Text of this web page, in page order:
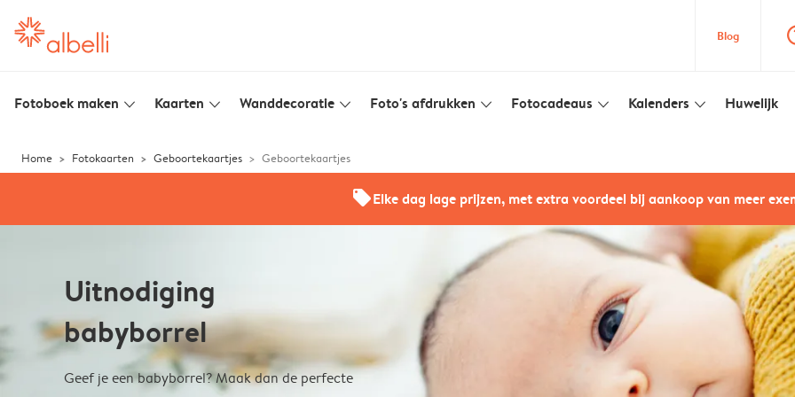
Blog
Fotoboek maken slim_arrow_down Kaarten slim_arrow_down Wanddecoratie slim_arrow_down Foto's afdrukken slim_arrow_down Fotocadeaus slim_arrow_down Kalenders slim_arrow_down Huwelijk
Home Fotokaarten Geboortekaartjes Geboortekaartjes
offersElke dag lage prijzen, met extra voordeel bij aankoop van meer
Uitnodiging
babyborrel
Geef je een babyborrel? Maak dan de perfecte